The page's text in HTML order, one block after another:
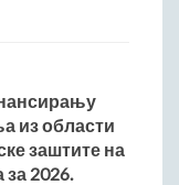
животне
из области
заштите на
2026.